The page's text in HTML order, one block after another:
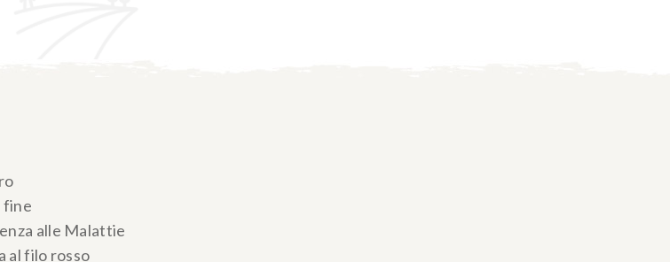
fine
alle Malattie
al filo rosso